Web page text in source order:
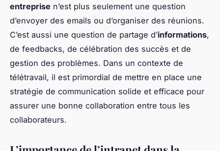
entreprise n’est plus seulement une question
d’envoyer des emails ou d’organiser des réunions.
C’est aussi une question de partage d’informations,
de feedbacks, de célébration des succès et de
gestion des problèmes. Dans un contexte de
télétravail, il est primordial de mettre en place une
stratégie de communication solide et efficace pour
assurer une bonne collaboration entre tous les
collaborateurs.